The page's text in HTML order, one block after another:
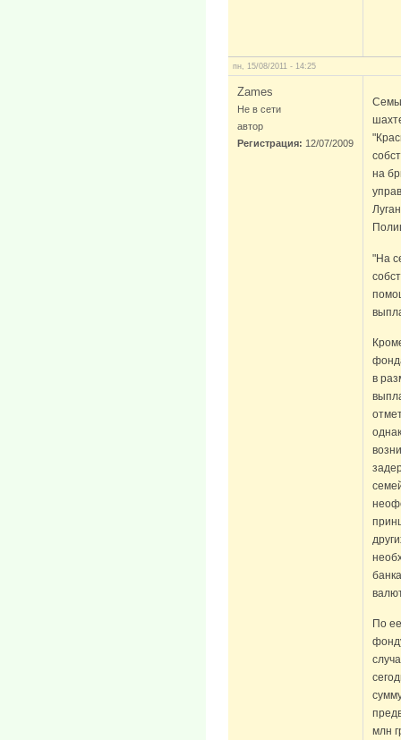
пн, 15/08/2011 - 14:25
Zames
Не в сети
автор
Регистрация: 12/07/2009
на
"На
в
По
млн